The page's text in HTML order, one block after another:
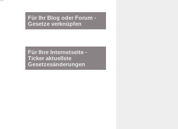
Für Ihr Blog oder Forum -
Gesetze verknüpfen
Für Ihre Internetseite -
Ticker aktuellste
Gesetzesänderungen